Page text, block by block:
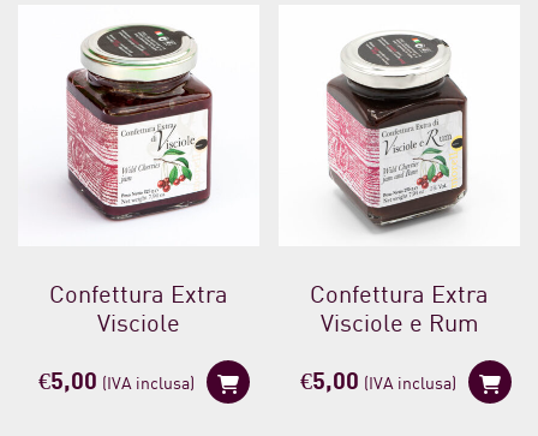
Confettura Extra
Visciole
€5,00 (IVA inclusa)
Confettura Extra
Visciole e Rum
€5,00 (IVA inclusa)